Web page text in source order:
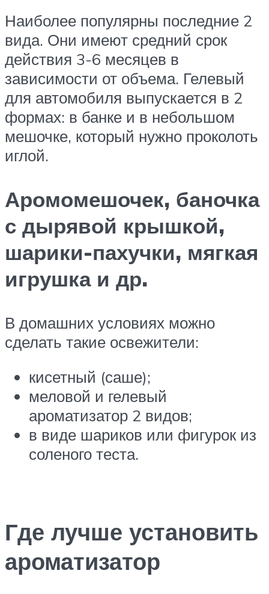
Наиболее популярны последние 2
вида. Они имеют средний срок
действия 3-6 месяцев в
зависимости от объема. Гелевый
для автомобиля выпускается в 2
формах: в банке и в небольшом
мешочке, который нужно проколоть
иглой.
Аромомешочек, баночка
с дырявой крышкой,
шарики-пахучки, мягкая
игрушка и др.
В домашних условиях можно
сделать такие освежители:
кисетный (саше);
меловой и гелевый
ароматизатор 2 видов;
в виде шариков или фигурок из
соленого теста.
Где лучше установить
ароматизатор